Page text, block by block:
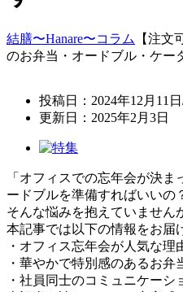
結膳〜Hanare〜コラム
【注文
のお弁当・オードブル・ケー
投稿日：2024年12月11
更新日：2025年2月3日
「オフィスでの忘年会が決
ードブルを準備すればいいの
そんな悩みを抱えていません
本記事では以下の情報をお届
・オフィス忘年会が人気な理
・華やかで特別感のあるお
・社員同士のコミュニケーシ